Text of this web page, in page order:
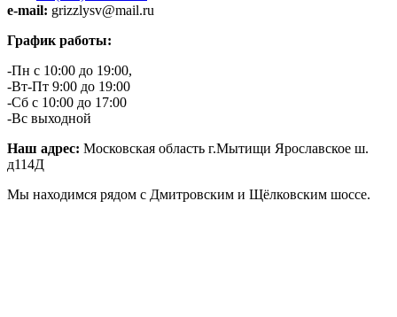
e-mail: grizzlysv@mail.ru
График работы:
-Пн с 10:00 до 19:00,
-Вт-Пт 9:00 до 19:00
-Сб с 10:00 до 17:00
-Вс выходной
Наш адрес: Московская область г.Мытищи Ярославское ш.
д114Д
Мы находимся рядом с Дмитровским и Щёлковским шоссе.